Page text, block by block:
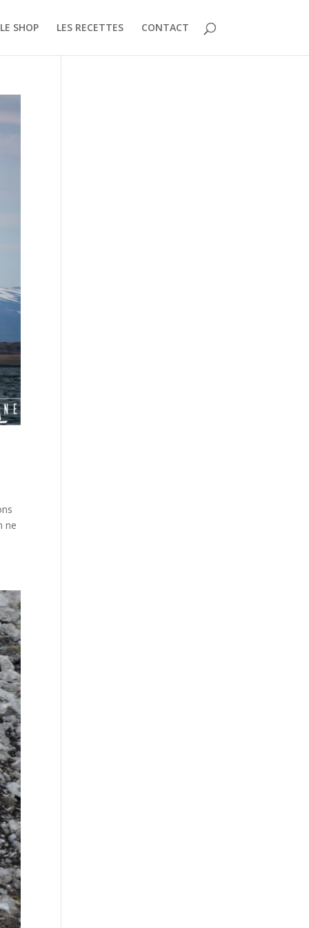
LE SHOP LES RECETTES CONTACT
ne